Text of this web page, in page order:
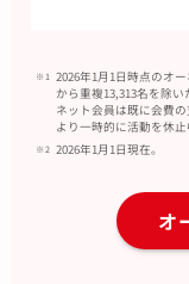
2026年1月1日時点のオ
から重複13,313名を除
ネット会員は既に会費
より一時的に活動を休
2026年1月1日現在。
オ